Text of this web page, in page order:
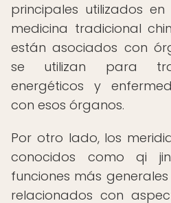
principales utilizados
medicina tradicional
están asociados con
se utilizan para
energéticos y
con esos órganos.
Por otro lado, los
conocidos como qi
funciones más
relacionados con